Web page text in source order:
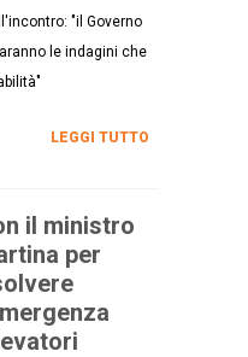
"il Governo
le indagini che
LEGGI TUTTO
il ministro
per